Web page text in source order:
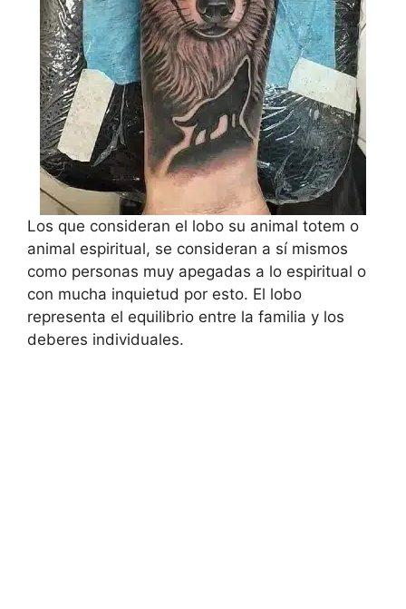
Los que consideran el lobo su animal totem o
animal espiritual, se consideran a sí mismos
como personas muy apegadas a lo espiritual o
con mucha inquietud por esto. El lobo
representa el equilibrio entre la familia y los
deberes individuales.